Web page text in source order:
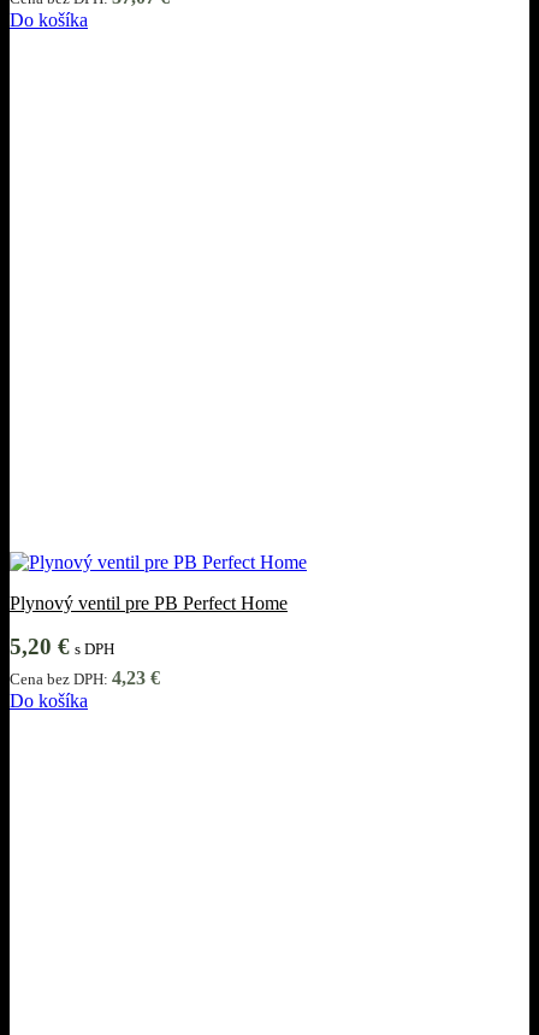
Do košíka
Plynový ventil pre PB Perfect Home
5,20 € s DPH
Cena bez DPH: 4,23 €
Do košíka